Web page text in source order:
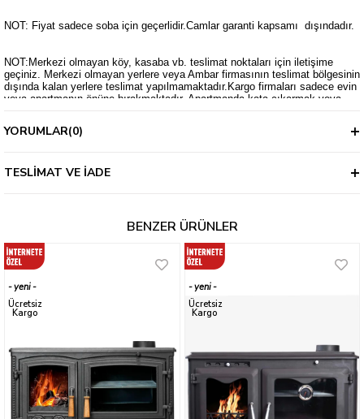
NOT: Fiyat sadece soba için geçerlidir.Camlar garanti kapsamı dışındadır.
NOT:Merkezi olmayan köy, kasaba vb. teslimat noktaları için iletişime
geçiniz. Merkezi olmayan yerlere veya Ambar firmasının teslimat bölgesinin
dışında kalan yerlere teslimat yapılmamaktadır.Kargo firmaları sadece evin
veya apartmanın önüne bırakmaktadır. Apartmanda kata çıkarmak veya
YORUMLAR(0)
TESLIMAT VE İADE
BENZER ÜRÜNLER
yeni
ürün
Ücretsiz
Kargo
yeni
ürün
Ücretsiz
Kargo